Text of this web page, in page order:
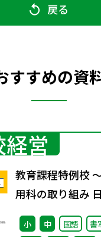
戻る
すすめの資
営
教育課程特例校
用科の取り組み
野編～
小 中 国語
書